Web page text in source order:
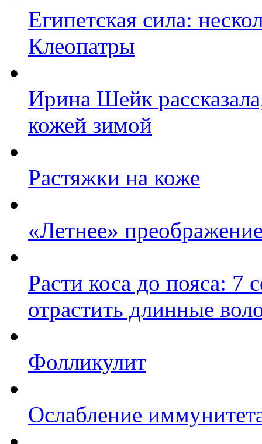
Египетская сила:
Клеопатры
Ирина Шейк
кожей зимой
Растяжки на коже
«Летнее»
Расти коса до пояса: 7
отрастить длинные
Фолликулит
Ослабление